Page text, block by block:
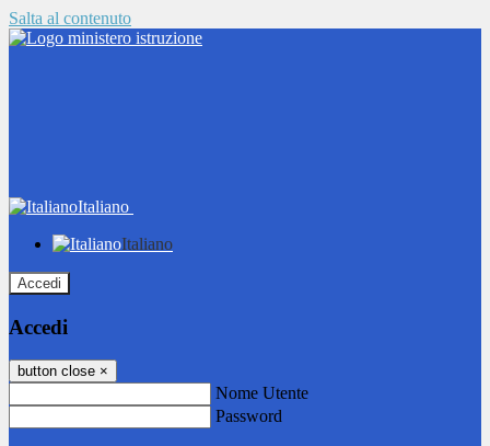
Salta al contenuto
Italiano
Italiano
Accedi
Accedi
button close ×
Nome Utente
Password